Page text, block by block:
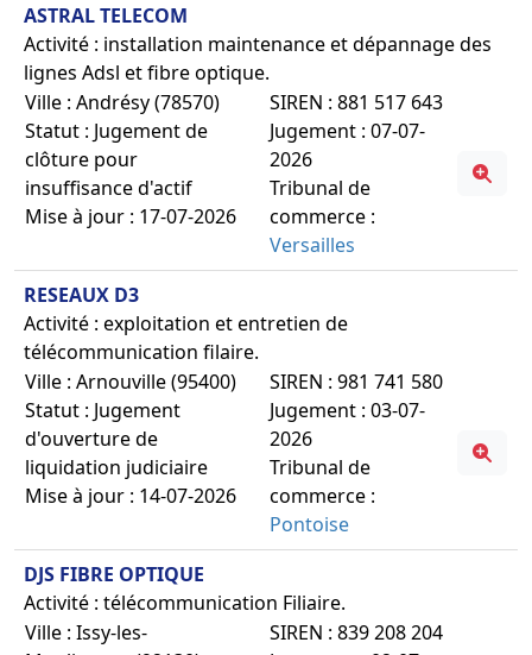
ASTRAL TELECOM
Activité : installation maintenance et dépannage des
lignes Adsl et fibre optique.
Ville : Andrésy (78570)
Statut : Jugement de
clôture pour
insuffisance d'actif
Mise à jour : 17-07-2026
SIREN : 881 517 643
Jugement : 07-07-
2026
Tribunal de
commerce :
Versailles
RESEAUX D3
Activité : exploitation et entretien de
télécommunication filaire.
Ville : Arnouville (95400)
Statut : Jugement
d'ouverture de
liquidation judiciaire
Mise à jour : 14-07-2026
SIREN : 981 741 580
Jugement : 03-07-
2026
Tribunal de
commerce :
Pontoise
DJS FIBRE OPTIQUE
Activité : télécommunication Filiaire.
Ville : Issy-les-
SIREN : 839 208 204